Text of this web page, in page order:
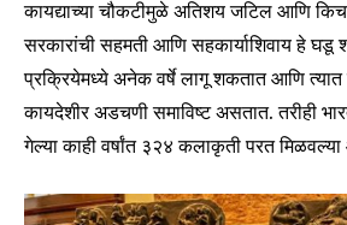
कायद्याच्या चौकटीमुळे अतिशय जटिल आणि
सरकारांची सहमती आणि सहकार्याशिवाय हे घडू
प्रक्रियेमध्ये अनेक वर्षे लागू शकतात आणि त्यात
कायदेशीर अडचणी समाविष्ट असतात. तरीही
गेल्या काही वर्षांत ३२४ कलाकृती परत